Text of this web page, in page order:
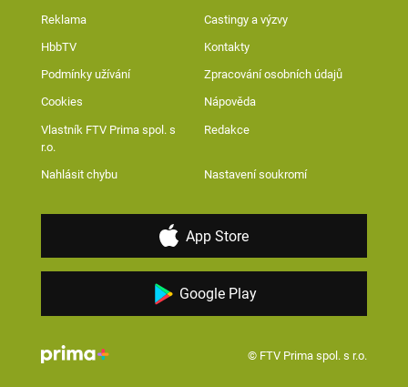
Reklama Castingy a výzvy
HbbTV Kontakty
Podmínky užívání Zpracování osobních údajů
Cookies Nápověda
Vlastník FTV Prima spol. s
r.o.
Redakce
Nahlásit chybu Nastavení soukromí
App Store
Google Play
© FTV Prima spol. s r.o.